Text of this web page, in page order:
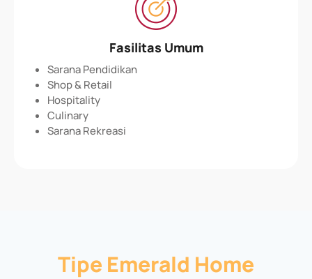
Fasilitas Umum
Sarana Pendidikan
Shop & Retail
Hospitality
Culinary
Sarana Rekreasi
Tipe Emerald Home